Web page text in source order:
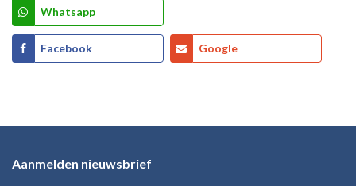
Whatsapp
Facebook Google
Aanmelden nieuwsbrief